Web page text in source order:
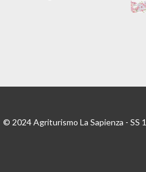
© 2024 Agriturismo La Sapienza - SS